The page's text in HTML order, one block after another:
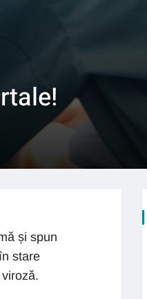
și spun
stare